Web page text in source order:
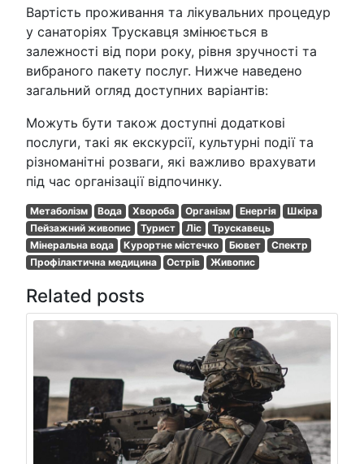
Вартість проживання та лікувальних процедур
у санаторіях Трускавця змінюється в
залежності від пори року, рівня зручності та
вибраного пакету послуг. Нижче наведено
загальний огляд доступних варіантів:
Можуть бути також доступні додаткові
послуги, такі як екскурсії, культурні події та
різноманітні розваги, які важливо врахувати
під час організації відпочинку.
Метаболізм Вода Хвороба Організм Енергія
Шкіра
Пейзажний живопис
Турист Ліс
Трускавець
Мінеральна вода
Курортне містечко Бювет
Спектр
Профілактична медицина
Острів Живопис
Related posts